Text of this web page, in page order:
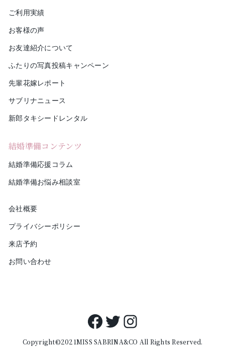
ご利用実績
お客様の声
お友達紹介について
ふたりの写真投稿キャンペーン
先輩花嫁レポート
サブリナニュース
新郎タキシードレンタル
結婚準備コンテンツ
結婚準備応援コラム
結婚準備お悩み相談室
会社概要
プライバシーポリシー
来店予約
お問い合わせ
Facebook
Twitter
Instagram
Copyright©2021MISS SABRINA&CO All Rights Reserved.